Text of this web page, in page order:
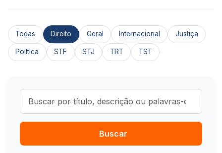
Todas Direito Geral Internacional Justiça
Política STF STJ TRT TST
Buscar notícias
Buscar